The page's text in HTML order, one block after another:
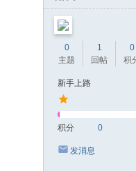
0
主题
1
回帖
0
积
新手上路
积分 0
发消息